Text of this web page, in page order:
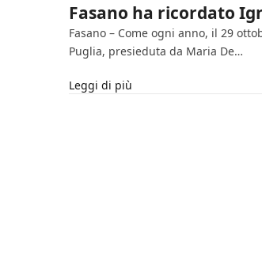
Fasano ha ricordato
Fasano – Come ogni anno, il 29
Puglia, presieduta da Maria De…
Leggi di più